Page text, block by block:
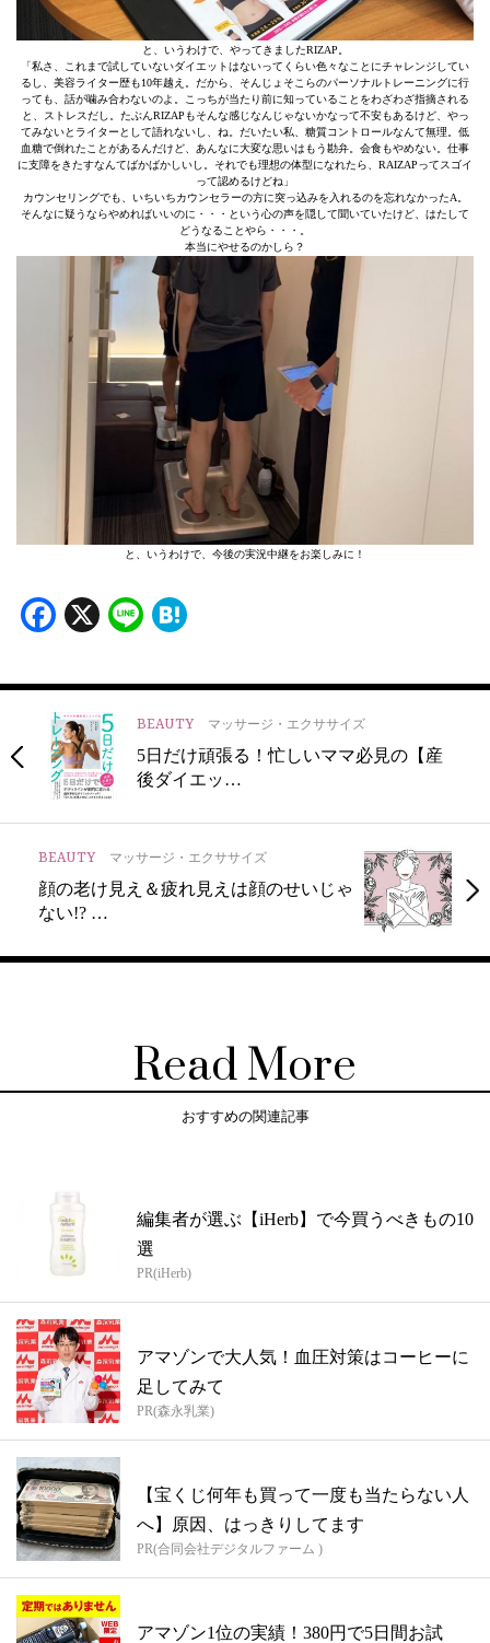
と、いうわけで、やってきましたRIZAP。
「私さ、これまで試していないダイエットはないってくらい色々なことにチャレンジしてい
るし、美容ライター歴も10年越え。だから、そんじょそこらのパーソナルトレーニングに行
っても、話が噛み合わないのよ。こっちが当たり前に知っていることをわざわざ指摘される
と、ストレスだし。たぶんRIZAPもそんな感じなんじゃないかなって不安もあるけど、やっ
てみないとライターとして語れないし、ね。だいたい私、糖質コントロールなんて無理。低
血糖で倒れたことがあるんだけど、あんなに大変な思いはもう勘弁。会食もやめない。仕事
に支障をきたすなんてばかばかしいし。それでも理想の体型になれたら、RAIZAPってスゴイ
って認めるけどね」
カウンセリングでも、いちいちカウンセラーの方に突っ込みを入れるのを忘れなかったA。
そんなに疑うならやめればいいのに・・・という心の声を隠して聞いていたけど、はたして
どうなることやら・・・。
本当にやせるのかしら？
と、いうわけで、今後の実況中継をお楽しみに！
Facebook
X Line
BEAUTY マッサージ・エクササイズ
5日だけ頑張る！忙しいママ必見の【産
後ダイエッ…
BEAUTY マッサージ・エクササイズ
顔の老け見え＆疲れ見えは顔のせいじゃ
ない!? …
Read More
おすすめの関連記事
編集者が選ぶ【iHerb】で今買うべきもの10
選
PR(iHerb)
アマゾンで大人気！血圧対策はコーヒーに
足してみて
PR(森永乳業)
【宝くじ何年も買って一度も当たらない人
へ】原因、はっきりしてます
PR(合同会社デジタルファーム )
アマゾン1位の実績！380円で5日間お試